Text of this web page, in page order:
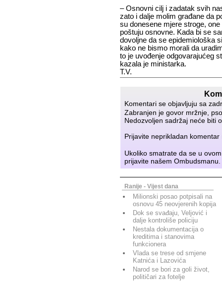
– Osnovni cilj i zadatak svih
zato i dalje molim građane da
su donesene mjere stroge,
poštuju osnovne. Kada bi se
dovoljne da se epidemiološka
kako ne bismo morali da
to je uvođenje odgovarajućeg
kazala je ministarka.
T.V.
Komentari se objavljuju sa
Zabranjen je govor mržnje,
Nedozvoljen sadržaj neće biti
Prijavite neprikladan
Ukoliko smatrate da se u
prijavite našemOmbudsmanu
Ranije - Vijest dana
Milionski posao potpisali na
osnovu 45 neovjerenih kopija
Dok se svađaju, Veljović i
dalje kontroliše policiju
Nestala dokumentacija o
kreditima i stanovima
funkcionera
Vlada se trese od smjene
Katnića i Lazovića
Narod se bori za goli život,
političari za fotelje